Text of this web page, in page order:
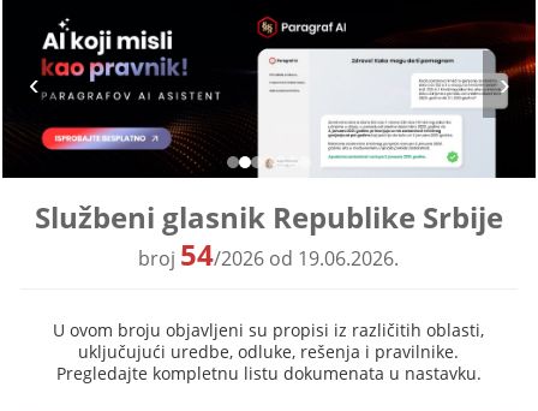
Službeni glasnik Republike Srbije
broj 54/2026 od 19.06.2026.
U ovom broju objavljeni su propisi iz različitih oblasti,
uključujući uredbe, odluke, rešenja i pravilnike.
Pregledajte kompletnu listu dokumenata u nastavku.